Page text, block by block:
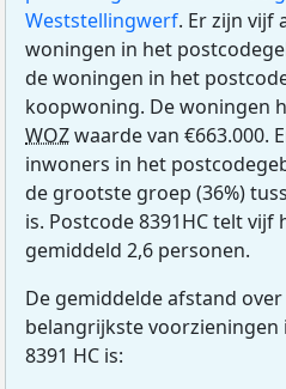
Weststellingwerf. Er zijn vijf
woningen in het
de woningen in het
koopwoning. De woningen
WOZwaarde van €663.000.
inwoners in het
de grootste groep (36%)
is. Postcode 8391HC telt vijf
gemiddeld 2,6 personen.
De gemiddelde afstand
belangrijkste
8391 HC is: